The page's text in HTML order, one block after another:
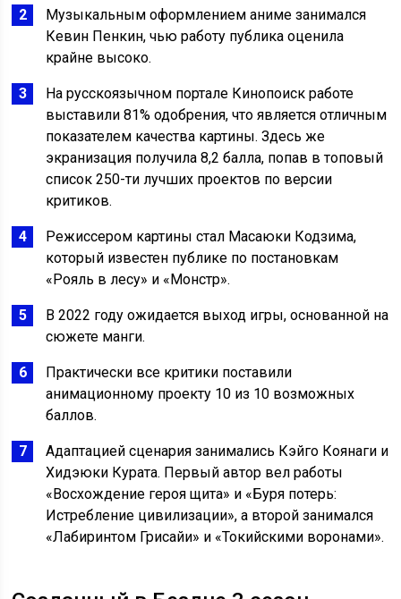
Музыкальным оформлением аниме занимался
Кевин Пенкин, чью работу публика оценила
крайне высоко.
На русскоязычном портале Кинопоиск работе
выставили 81% одобрения, что является отличным
показателем качества картины. Здесь же
экранизация получила 8,2 балла, попав в топовый
список 250-ти лучших проектов по версии
критиков.
Режиссером картины стал Масаюки Кодзима,
который известен публике по постановкам
«Рояль в лесу» и «Монстр».
В 2022 году ожидается выход игры, основанной на
сюжете манги.
Практически все критики поставили
анимационному проекту 10 из 10 возможных
баллов.
Адаптацией сценария занимались Кэйго Коянаги и
Хидэюки Курата. Первый автор вел работы
«Восхождение героя щита» и «Буря потерь:
Истребление цивилизации», а второй занимался
«Лабиринтом Грисайи» и «Токийскими воронами».